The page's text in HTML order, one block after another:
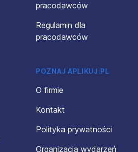
pracodawców
Regulamin dla
pracodawców
POZNAJ APLIKUJ.PL
O firmie
Kontakt
Polityka prywatności
Organizacja wydarzeń